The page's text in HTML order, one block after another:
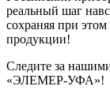
реальный шаг
сохраняя при
продукции!
Следите за
«ЭЛЕМЕР-УФА»!